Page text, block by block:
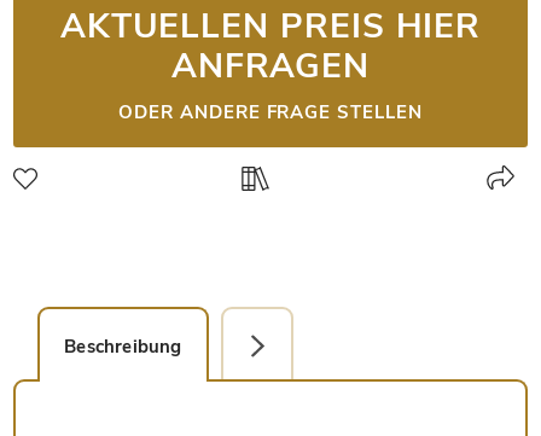
AKTUELLEN PREIS HIER
ANFRAGEN
ODER ANDERE FRAGE STELLEN
Beschreibung Faksimile-Editionen (2)